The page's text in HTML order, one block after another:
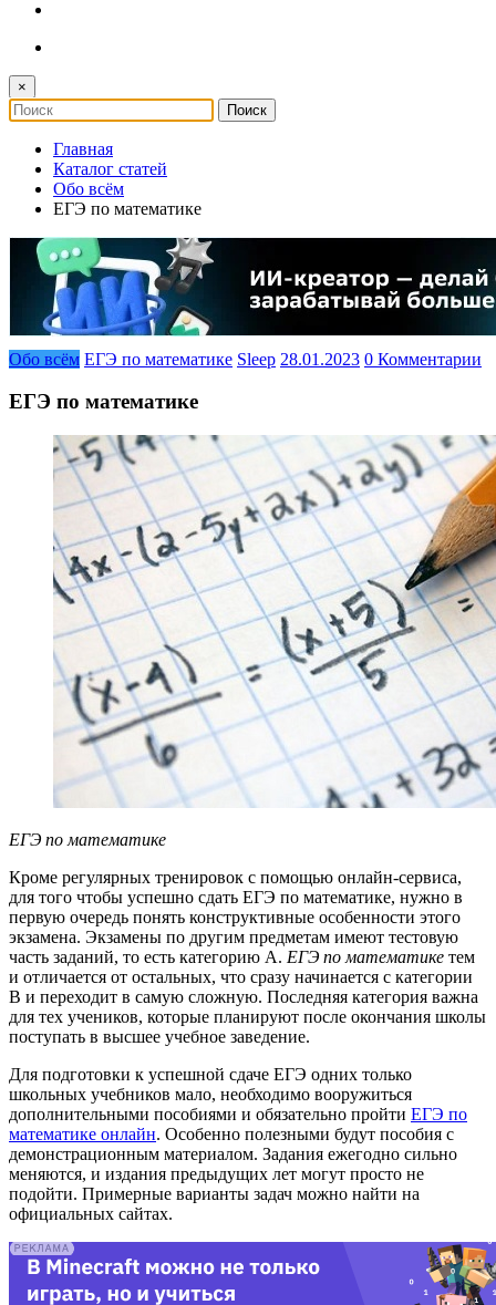
×
Главная
Каталог статей
Обо всём
ЕГЭ по математике
Обо всём ЕГЭ по математике Sleep 28.01.2023 0 Комментарии
ЕГЭ по математике
ЕГЭ по математике
Кроме регулярных тренировок с помощью онлайн-сервиса,
для того чтобы успешно сдать ЕГЭ по математике, нужно в
первую очередь понять конструктивные особенности этого
экзамена. Экзамены по другим предметам имеют тестовую
часть заданий, то есть категорию А. ЕГЭ по математике тем
и отличается от остальных, что сразу начинается с категории
В и переходит в самую сложную. Последняя категория важна
для тех учеников, которые планируют после окончания школы
поступать в высшее учебное заведение.
Для подготовки к успешной сдаче ЕГЭ одних только
школьных учебников мало, необходимо вооружиться
дополнительными пособиями и обязательно пройти ЕГЭ по
математике онлайн. Особенно полезными будут пособия с
демонстрационным материалом. Задания ежегодно сильно
меняются, и издания предыдущих лет могут просто не
подойти. Примерные варианты задач можно найти на
официальных сайтах.